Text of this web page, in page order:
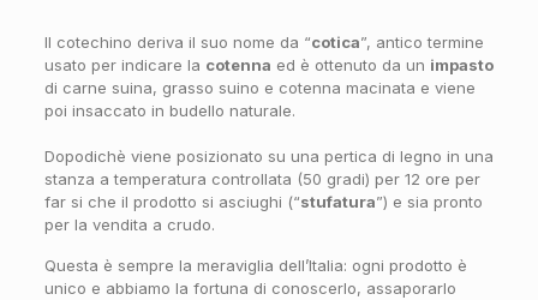
Il cotechino deriva il suo nome da “cotica”, antico termine
usato per indicare la cotenna ed è ottenuto da un impasto
di carne suina, grasso suino e cotenna macinata e viene
poi insaccato in budello naturale.
Dopodichè viene posizionato su una pertica di legno in una
stanza a temperatura controllata (50 gradi) per 12 ore per
far si che il prodotto si asciughi (“stufatura”) e sia pronto
per la vendita a crudo.
Questa è sempre la meraviglia dell’Italia: ogni prodotto è
unico e abbiamo la fortuna di conoscerlo, assaporarlo